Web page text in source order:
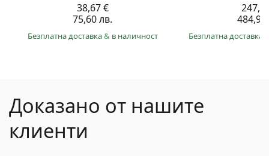
38,67 €
75,60 лв.
Безплатна доставка& в наличност Безплатна доставка
Доказано от нашите
клиенти